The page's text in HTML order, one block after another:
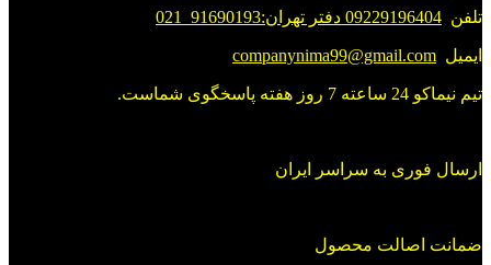
تلفن 09229196404 دفتر تهران:91690193_021
ایمیل companynima99@gmail.com
تیم نیماکو 24 ساعته 7 روز هفته پاسخگوی شماست.
ارسال فوری به سراسر ایران
ضمانت اصالت محصول